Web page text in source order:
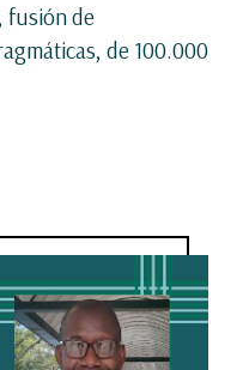
fusión de
de 100.000